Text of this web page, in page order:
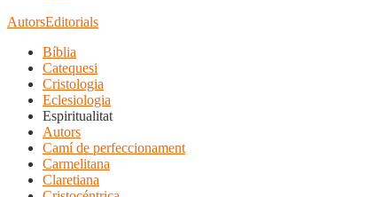
AutorsEditorials
Bíblia
Catequesi
Cristologia
Eclesiologia
Espiritualitat
Autors
Camí de perfeccionament
Carmelitana
Claretiana